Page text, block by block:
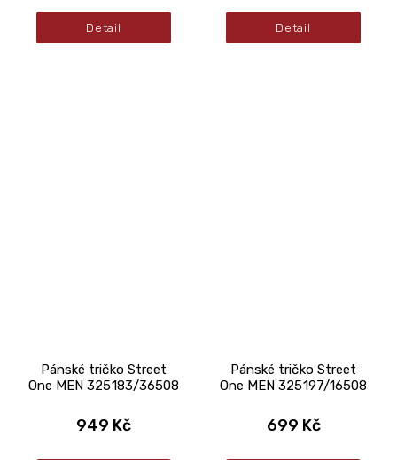
Detail Detail
Pánské tričko Street
One MEN 325183/36508
949 Kč
Pánské tričko Street
One MEN 325197/16508
699 Kč